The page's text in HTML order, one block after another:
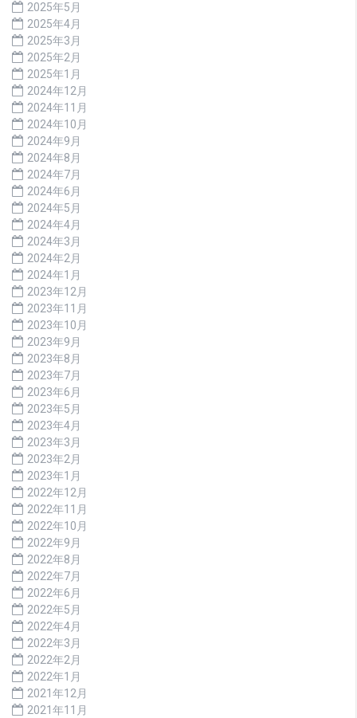
2025年5月
2025年4月
2025年3月
2025年2月
2025年1月
2024年12月
2024年11月
2024年10月
2024年9月
2024年8月
2024年7月
2024年6月
2024年5月
2024年4月
2024年3月
2024年2月
2024年1月
2023年12月
2023年11月
2023年10月
2023年9月
2023年8月
2023年7月
2023年6月
2023年5月
2023年4月
2023年3月
2023年2月
2023年1月
2022年12月
2022年11月
2022年10月
2022年9月
2022年8月
2022年7月
2022年6月
2022年5月
2022年4月
2022年3月
2022年2月
2022年1月
2021年12月
2021年11月